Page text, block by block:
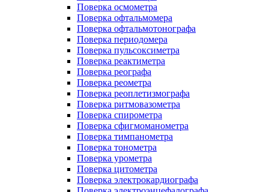
Поверка осмометра
Поверка офтальмомера
Поверка офтальмотонографа
Поверка периодомера
Поверка пульсоксиметра
Поверка реактиметра
Поверка реографа
Поверка реометра
Поверка реоплетизмографа
Поверка ритмовазометра
Поверка спирометра
Поверка сфигмоманометра
Поверка тимпанометра
Поверка тонометра
Поверка урометра
Поверка цитометра
Поверка электрокардиографа